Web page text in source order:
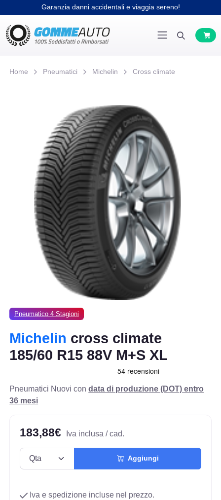
Garanzia danni accidentali e viaggia sereno!
Home Pneumatici Michelin Cross climate
Pneumatico 4 Stagioni
Michelin cross climate
185/60 R15 88V M+S XL
Pneumatici Nuovi condata di produzione (DOT) entro
36 mesi
183,88€ Iva inclusa / cad.
Aggiungi
Iva e spedizione incluse nel prezzo.